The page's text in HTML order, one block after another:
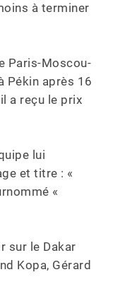
à terminer
Paris-Moscou-
Pékin après 16
a reçu le prix
lui
et titre : «
«
sur le Dakar
Kopa, Gérard